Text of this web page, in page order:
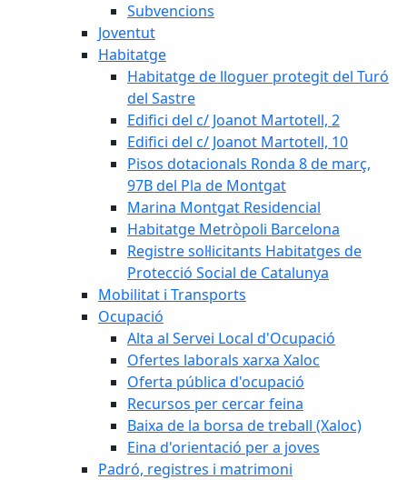
Subvencions
Joventut
Habitatge
Habitatge de lloguer protegit del Turó
del Sastre
Edifici del c/ Joanot Martotell, 2
Edifici del c/ Joanot Martotell, 10
Pisos dotacionals Ronda 8 de març,
97B del Pla de Montgat
Marina Montgat Residencial
Habitatge Metròpoli Barcelona
Registre sol·licitants Habitatges de
Protecció Social de Catalunya
Mobilitat i Transports
Ocupació
Alta al Servei Local d'Ocupació
Ofertes laborals xarxa Xaloc
Oferta pública d'ocupació
Recursos per cercar feina
Baixa de la borsa de treball (Xaloc)
Eina d'orientació per a joves
Padró, registres i matrimoni